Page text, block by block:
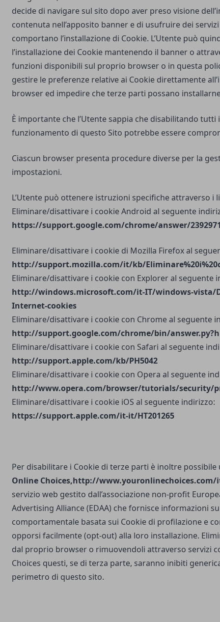
decide di navigare sul sito dopo aver preso visione
contenuta nell’apposito banner e di usufruire dei
comportano l’installazione di Cookie. L’Utente può
l’installazione dei Cookie mantenendo il banner o
funzioni disponibili sul proprio browser o in questa
gestire le preferenze relative ai Cookie direttamente
browser ed impedire che terze parti possano
È importante che l’Utente sappia che disabilitando tutti
funzionamento di questo Sito potrebbe essere
Ciascun browser presenta procedure diverse per la
impostazioni.
L’Utente può ottenere istruzioni specifiche attraverso i
Eliminare/disattivare i cookie Android al seguente
https://support.google.com/chrome/answer/
Eliminare/disattivare i cookie di Mozilla Firefox al
http://support.mozilla.com/it/kb/
Eliminare/disattivare i cookie con Explorer al seguente
http://windows.microsoft.com/it-IT/windows-vista/
Internet-cookies
Eliminare/disattivare i cookie con Chrome al seguente
http://support.google.com/chrome/bin/
Eliminare/disattivare i cookie con Safari al seguente
http://support.apple.com/kb/PH5042
Eliminare/disattivare i cookie con Opera al seguente
http://www.opera.com/browser/tutorials/security/
Eliminare/disattivare i cookie iOS al seguente indirizzo:
https://support.apple.com/it-it/HT201265
Per disabilitare i Cookie di terze parti è inoltre
Online Choices,http://www.youronlinechoices.com/
servizio web gestito dall’associazione non-profit
Advertising Alliance (EDAA) che fornisce informazioni
comportamentale basata sui Cookie di profilazione e
opporsi facilmente (opt-out) alla loro installazione.
dal proprio browser o rimuovendoli attraverso servizi
Choices questi, se di terza parte, saranno inibiti
perimetro di questo sito.